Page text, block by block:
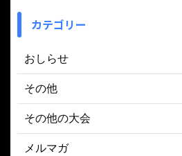
カテゴリー
おしらせ
その他
その他の大会
メルマガ